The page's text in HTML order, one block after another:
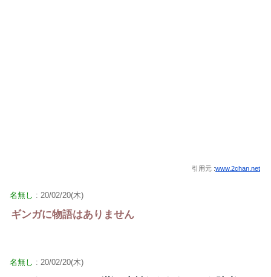
引用元 :www.2chan.net
名無し : 20/02/20(木)
ギンガに物語はありません
名無し : 20/02/20(木)